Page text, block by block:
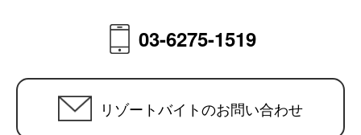
03-6275-1519
リゾートバイトのお問い合わせ